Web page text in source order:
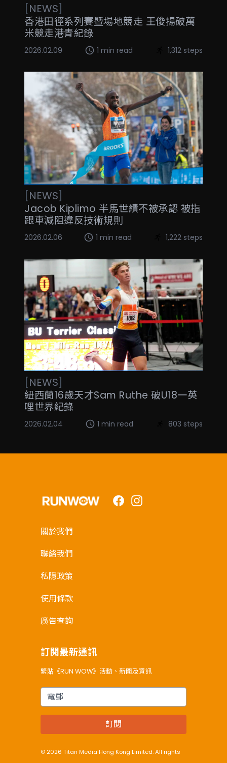
[NEWS]
香港田徑系列賽暨場地競走 王俊揚破萬
米競走港青紀錄
2026.02.09 1 min read 1,312 steps
[NEWS]
Jacob Kiplimo 半馬世績不被承認 被指
跟車減阻違反技術規則
2026.02.06 1 min read 1,222 steps
[NEWS]
紐西蘭16歲天才Sam Ruthe 破U18一英
哩世界紀錄
2026.02.04 1 min read 803 steps
FacebookInstagram
關於我們
聯絡我們
私隱政策
使用條款
廣告查詢
訂閱最新通訊
緊貼《RUN WOW》活動、新聞及資訊
電郵
訂閱
© 2026 Titan Media Hong Kong Limited. All rights